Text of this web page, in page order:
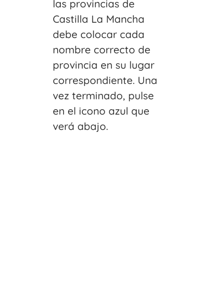
las provincias de
Castilla La Mancha
debe colocar cada
nombre correcto de
provincia en su lugar
correspondiente. Una
vez terminado, pulse
en el icono azul que
verá abajo.